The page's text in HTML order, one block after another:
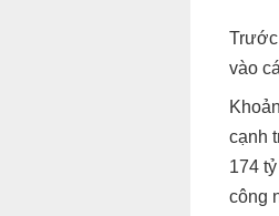
Trước
vào
cạnh
174
công